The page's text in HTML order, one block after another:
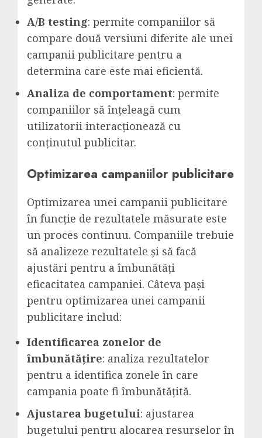
A/B testing: permite companiilor să
compare două versiuni diferite ale unei
campanii publicitare pentru a
determina care este mai eficientă.
Analiza de comportament: permite
companiilor să înțeleagă cum
utilizatorii interacționează cu
conținutul publicitar.
Optimizarea campaniilor publicitare
Optimizarea unei campanii publicitare
în funcție de rezultatele măsurate este
un proces continuu. Companiile trebuie
să analizeze rezultatele și să facă
ajustări pentru a îmbunătăți
eficacitatea campaniei. Câteva pași
pentru optimizarea unei campanii
publicitare includ:
Identificarea zonelor de
îmbunătățire: analiza rezultatelor
pentru a identifica zonele în care
campania poate fi îmbunătățită.
Ajustarea bugetului: ajustarea
bugetului pentru alocarea resurselor în